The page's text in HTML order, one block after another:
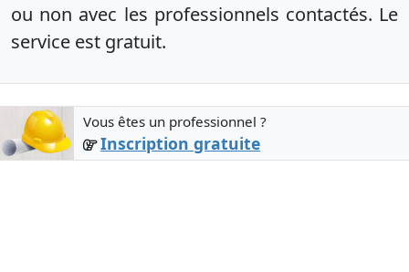
ou non avec les professionnels contactés. Le
service est gratuit.
Vous êtes un professionnel ?
Inscription gratuite